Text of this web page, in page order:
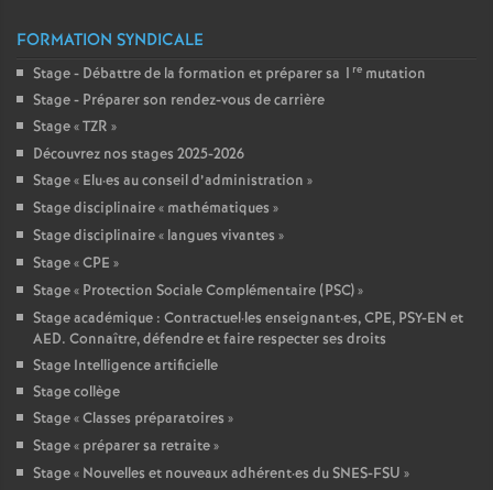
FORMATION SYNDICALE
Stage - Débattre de la formation et préparer sa 1 re mutation
Stage - Préparer son rendez-vous de carrière
Stage «TZR »
Découvrez nos stages 2025-2026
Stage « Elu·es au conseil d’administration »
Stage disciplinaire « mathématiques »
Stage disciplinaire « langues vivantes »
Stage «CPE »
Stage « Protection Sociale Complémentaire (PSC)»
Stage académique : Contractuel·les enseignant·es, CPE, PSY-EN et
AED. Connaître, défendre et faire respecter ses droits
Stage Intelligence artificielle
Stage collège
Stage «Classes préparatoires »
Stage « préparer sa retraite»
Stage « Nouvelles et nouveaux adhérent·es du SNES-FSU »